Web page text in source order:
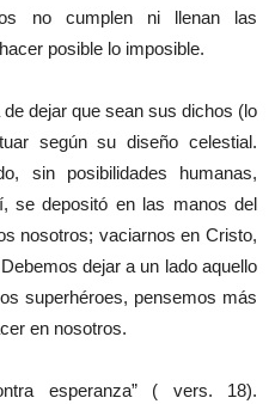
no cumplen ni llenan las
posible lo imposible.
dejar que sean sus dichos (lo
según su diseño celestial.
sin posibilidades humanas,
se depositó en las manos del
nosotros; vaciarnos en Cristo,
dejar a un lado aquello
superhéroes, pensemos más
en nosotros.
esperanza” ( vers. 18).